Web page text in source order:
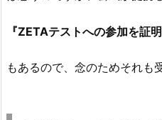
『ZETAテストへの参加を証
もあるので、念のためそれも